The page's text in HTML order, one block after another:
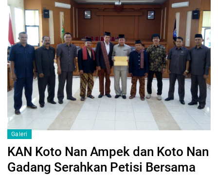
Galeri
KAN Koto Nan Ampek dan Koto Nan
Gadang Serahkan Petisi Bersama